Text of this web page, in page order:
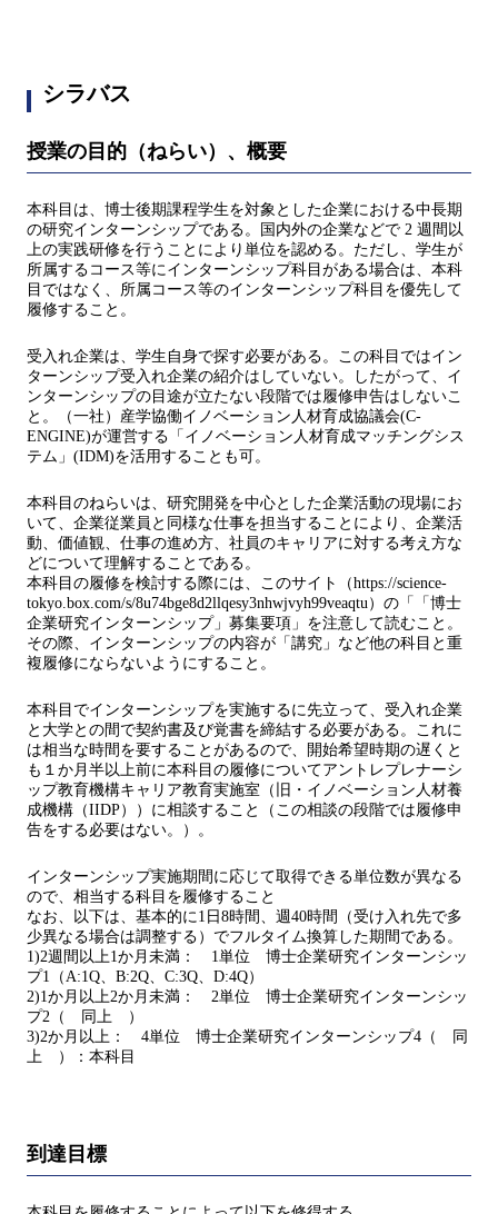
シラバス
授業の目的（ねらい）、概要
本科目は、博士後期課程学生を対象とした企業における中長期
の研究インターンシップである。国内外の企業などで 2 週間以
上の実践研修を行うことにより単位を認める。ただし、学生が
所属するコース等にインターンシップ科目がある場合は、本科
目ではなく、所属コース等のインターンシップ科目を優先して
履修すること。
受入れ企業は、学生自身で探す必要がある。この科目ではイン
ターンシップ受入れ企業の紹介はしていない。したがって、イ
ンターンシップの目途が立たない段階では履修申告はしないこ
と。（一社）産学協働イノベーション人材育成協議会(C-
ENGINE)が運営する「イノベーション人材育成マッチングシス
テム」(IDM)を活用することも可。
本科目のねらいは、研究開発を中心とした企業活動の現場にお
いて、企業従業員と同様な仕事を担当することにより、企業活
動、価値観、仕事の進め方、社員のキャリアに対する考え方な
どについて理解することである。
本科目の履修を検討する際には、このサイト（https://science-
tokyo.box.com/s/8u74bge8d2llqesy3nhwjvyh99veaqtu）の「「博士
企業研究インターンシップ」募集要項」を注意して読むこと。
その際、インターンシップの内容が「講究」など他の科目と重
複履修にならないようにすること。
本科目でインターンシップを実施するに先立って、受入れ企業
と大学との間で契約書及び覚書を締結する必要がある。これに
は相当な時間を要することがあるので、開始希望時期の遅くと
も１か月半以上前に本科目の履修についてアントレプレナーシ
ップ教育機構キャリア教育実施室（旧・イノベーション人材養
成機構（IIDP））に相談すること（この相談の段階では履修申
告をする必要はない。）。
インターンシップ実施期間に応じて取得できる単位数が異なる
ので、相当する科目を履修すること
なお、以下は、基本的に1日8時間、週40時間（受け入れ先で多
少異なる場合は調整する）でフルタイム換算した期間である。
1)2週間以上1か月未満： 1単位 博士企業研究インターンシッ
プ1（A:1Q、B:2Q、C:3Q、D:4Q）
2)1か月以上2か月未満： 2単位 博士企業研究インターンシッ
プ2（ 同上 ）
3)2か月以上： 4単位 博士企業研究インターンシップ4（ 同
上 ）：本科目
到達目標